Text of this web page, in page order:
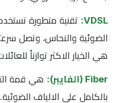
VDSL: تقنية متطورة
الضوئية والنحاس، وتصل
هي الخيار الاكثر توازناً
Fiber (الفايبر):
هي قمة
بالكامل على الالياف